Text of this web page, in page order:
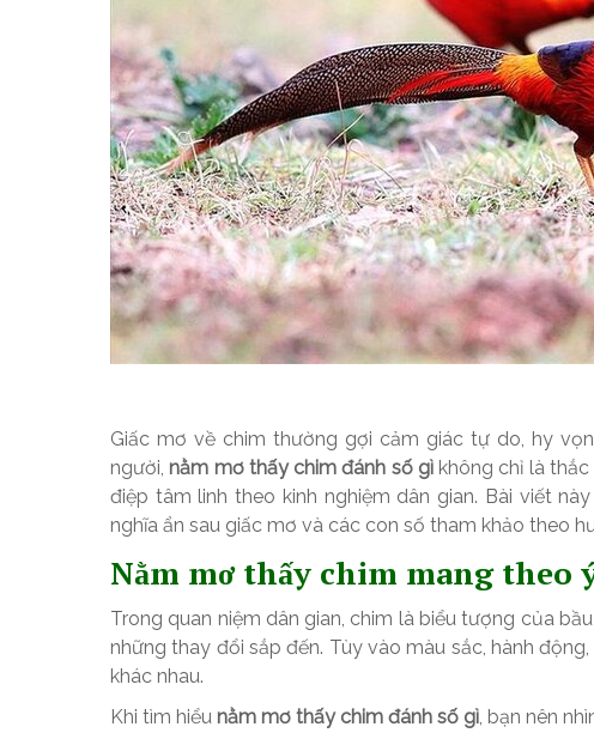
Giấc mơ về chim thường gợi cảm giác tự do, hy
người, nằm mơ thấy chim đánh số gìkhông chỉ là thắc
điệp tâm linh theo kinh nghiệm dân gian. Bài viết
nghĩa ẩn sau giấc mơ và các con số tham khảo theo
Nằm mơ thấy chim mang theo
Trong quan niệm dân gian, chim là biểu tượng của
những thay đổi sắp đến. Tùy vào màu sắc, hành
khác nhau.
Khi tìm hiểu nằm mơ thấy chim đánh số gì, bạn nên